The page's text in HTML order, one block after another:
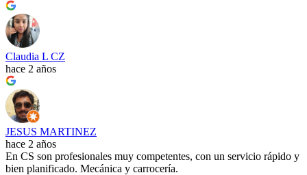
Claudia L CZ
hace 2 años
JESUS MARTINEZ
hace 2 años
En CS son profesionales muy competentes, con un servicio rápido y
bien planificado. Mecánica y carrocería.